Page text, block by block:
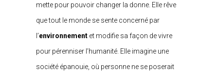
mette pour pouvoir changer la donne. Elle rêve
que tout le monde se sente concerné par
l’environnement et modifie sa façon de vivre
pour pérenniser l’humanité. Elle imagine une
société épanouie, où personne ne se poserait